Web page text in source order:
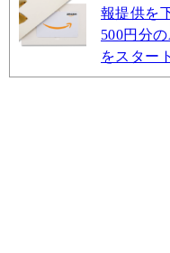
報提供を
500円分
をスタート